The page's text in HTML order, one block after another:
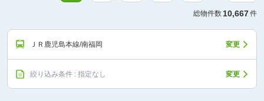
総物件数 10,667件
ＪＲ鹿児島本線/南福岡 変更
絞り込み条件 : 指定なし 変更